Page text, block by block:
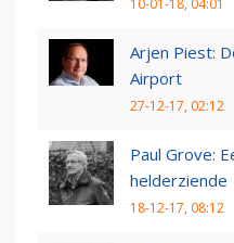
10-01-18, 04:01
Arjen Piest:
Airport
27-12-17, 02:12
Paul Grove:
helderziende
18-12-17, 08:12